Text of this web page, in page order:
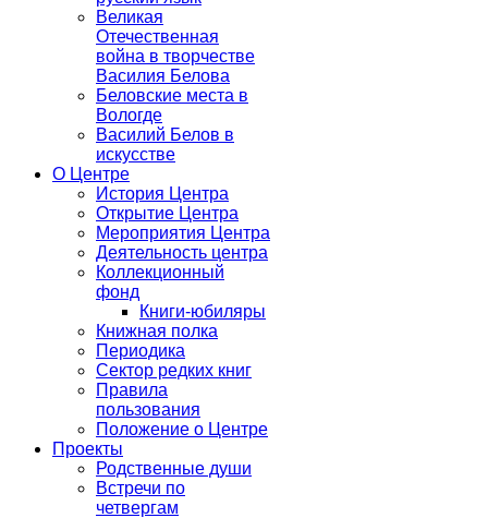
Великая
Отечественная
война в творчестве
Василия Белова
Беловские места в
Вологде
Василий Белов в
искусстве
О Центре
История Центра
Открытие Центра
Мероприятия Центра
Деятельность центра
Коллекционный
фонд
Книги-юбиляры
Книжная полка
Периодика
Сектор редких книг
Правила
пользования
Положение о Центре
Проекты
Родственные души
Встречи по
четвергам